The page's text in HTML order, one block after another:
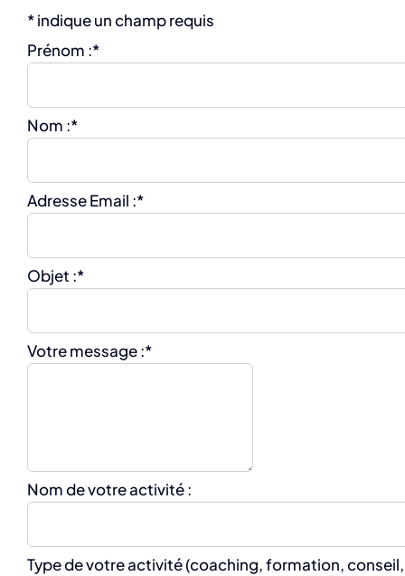
*indique un champ requis
Prénom :*
Nom :*
Adresse Email :*
Objet :*
Votre message :*
Nom de votre activité :
Type de votre activité (coaching, formation, conseil,